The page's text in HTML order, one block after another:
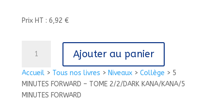
Accueil> Tous nos livres > Niveaux> Collège > 5
MINUTES FORWARD – TOME 2/2/DARK KANA/KANA/5
MINUTES FORWARD
Prix HT : 6,92 €
5
MINUTES
FORWARD
Ajouter au panier